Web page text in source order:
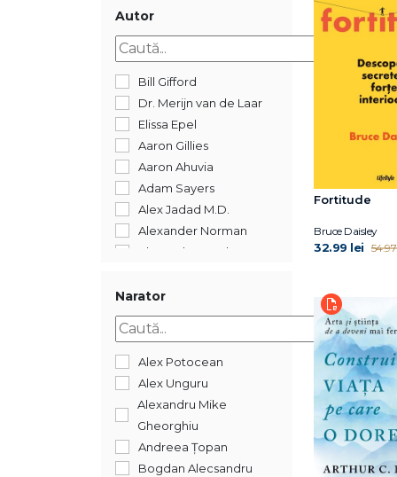
2016
2015
2014
2013
2011
Autor
Bill Gifford
Dr. Merijn van de Laar
Elissa Epel
Aaron Gillies
Aaron Ahuvia
Adam Sayers
Alex Jadad M.D.
Alexander Norman
Alexander Loyd
McRAVEN
Amishi P. Jha
Anne Ornish
Arnold G. Nelson
Arnold
Schwarzanegger
Arthur C Brooks
Arthur C. Brooks
Arthur C. Brooks
Narator
Alex Potocean
Alex Unguru
Alexandru Mike
Gheorghiu
Andreea Țopan
Bogdan Alecsandru
Fortitude
Bruce Daisley
32.99 lei